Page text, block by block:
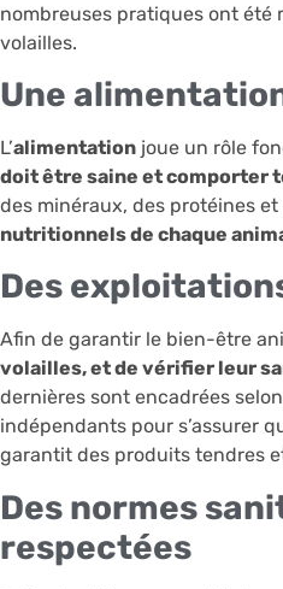
nombreuses pratiques ont été
volailles.
Une
L’alimentation joue un rôle
doit être saine et comporter
des minéraux, des protéines
nutritionnels de chaque
Des
Afin de garantir le bien-être
volailles, et de vérifier leur
dernières sont encadrées
indépendants pour s’assurer
garantit des produits tendres
Des normes
respectées